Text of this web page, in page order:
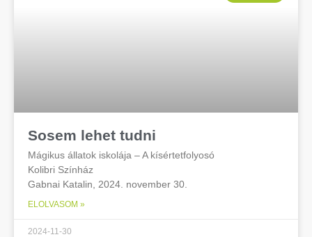
Sosem lehet tudni
Mágikus állatok iskolája – A kísértetfolyosó
Kolibri Színház
Gabnai Katalin, 2024. november 30.
ELOLVASOM »
2024-11-30